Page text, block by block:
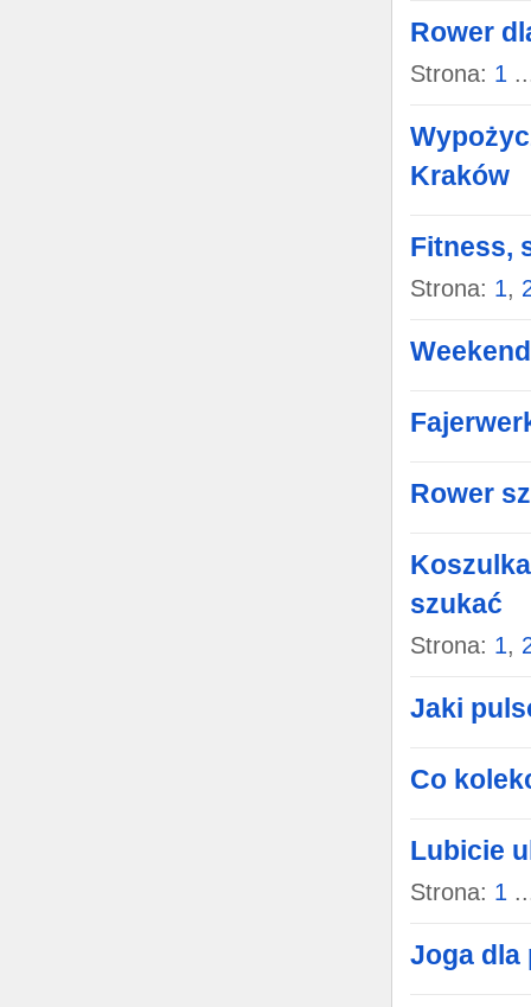
Rower
Strona: 1
Kraków
Fitness,
Strona: 1,
Rower
szukać
Strona: 1,
Jaki
Co
Lubicie
Strona: 1
Joga dla